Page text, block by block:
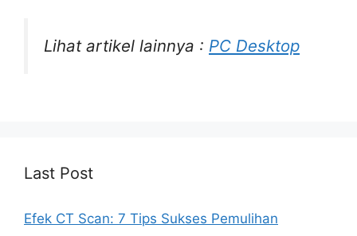
Lihat artikel lainnya : PC Desktop
Last Post
Efek CT Scan: 7 Tips Sukses Pemulihan